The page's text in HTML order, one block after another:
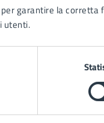
garantire la
utenti.